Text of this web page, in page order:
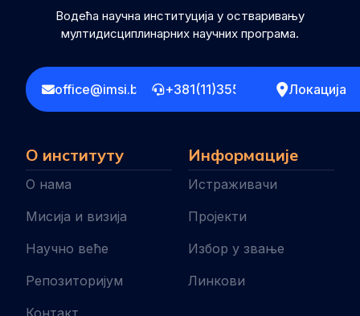
Водећа научна институција у остваривању
мултидисциплинарних научних програма.
office@imsi.bg.ac.rs+381(11)3555258 Локација
О институту
О нама
Мисија и визија
Научно веће
Репозиторијум
Информације
Истраживачи
Пројекти
Избор у звање
Линкови